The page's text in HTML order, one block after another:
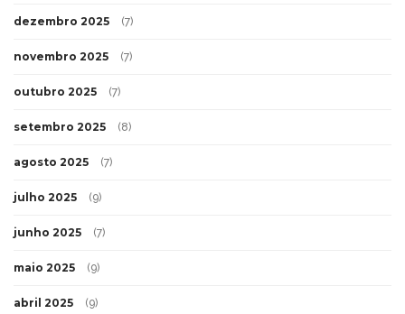
dezembro 2025 (7)
novembro 2025 (7)
outubro 2025 (7)
setembro 2025 (8)
agosto 2025 (7)
julho 2025 (9)
junho 2025 (7)
maio 2025 (9)
abril 2025 (9)